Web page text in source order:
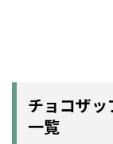
チョコザ
一覧